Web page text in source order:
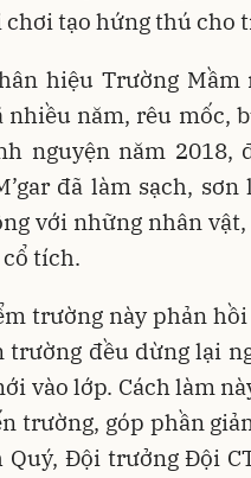
tạo hứng thú cho
hiệu Trường Mầm
nhiều năm, rêu mốc,
nguyện năm 2018,
đã làm sạch,
với những nhân
tích.
trường này phản
trường đều dừng lại
vào lớp. Cách làm
trường, góp phần
Đội trưởng Đội